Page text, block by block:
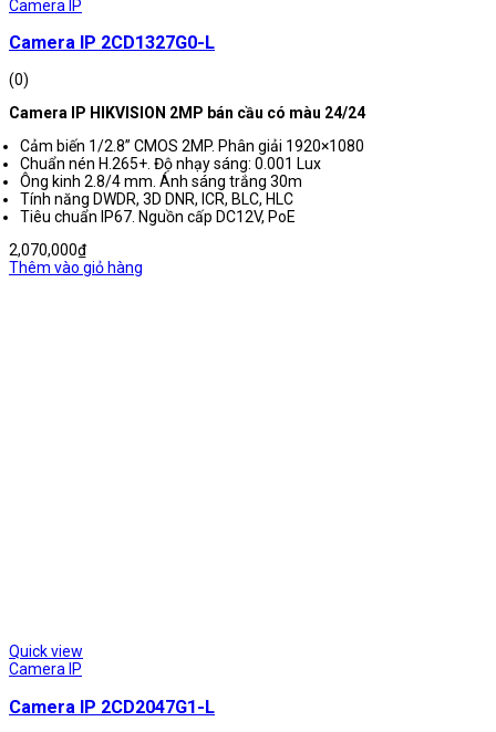
Camera IP
Camera IP 2CD1327G0-L
(0)
Camera IP HIKVISION 2MP bán cầu có màu 24/24
Cảm biến 1/2.8” CMOS 2MP. Phân giải 1920×1080
Chuẩn nén H.265+. Độ nhạy sáng: 0.001 Lux
Ông kinh 2.8/4 mm. Ánh sáng trắng 30m
Tính năng DWDR, 3D DNR, ICR, BLC, HLC
Tiêu chuẩn IP67. Nguồn cấp DC12V, PoE
2,070,000₫
Thêm vào giỏ hàng
Quick view
Camera IP
Camera IP 2CD2047G1-L